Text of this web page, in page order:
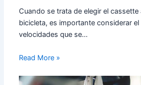
Cuando se trata de elegir el
bicicleta, es importante considerar
velocidades que se…
Read More »